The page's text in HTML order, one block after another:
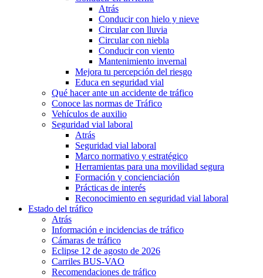
Atrás
Conducir con hielo y nieve
Circular con lluvia
Circular con niebla
Conducir con viento
Mantenimiento invernal
Mejora tu percepción del riesgo
Educa en seguridad vial
Qué hacer ante un accidente de tráfico
Conoce las normas de Tráfico
Vehículos de auxilio
Seguridad vial laboral
Atrás
Seguridad vial laboral
Marco normativo y estratégico
Herramientas para una movilidad segura
Formación y concienciación
Prácticas de interés
Reconocimiento en seguridad vial laboral
Estado del tráfico
Atrás
Información e incidencias de tráfico
Cámaras de tráfico
Eclipse 12 de agosto de 2026
Carriles BUS-VAO
Recomendaciones de tráfico